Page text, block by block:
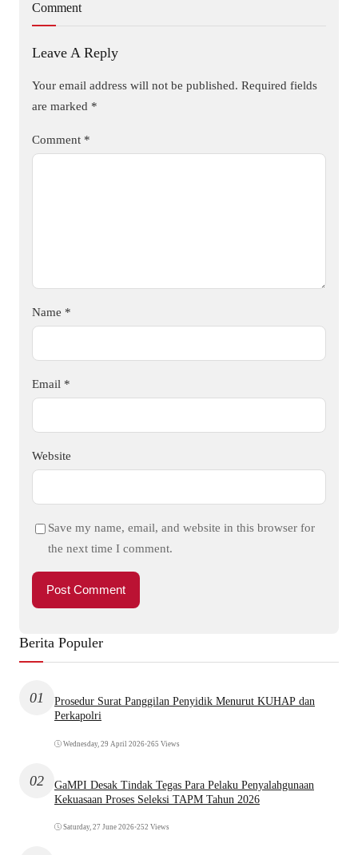
Comment
Leave A Reply
Your email address will not be published. Required fields
are marked *
Comment *
Name *
Email *
Website
Save my name, email, and website in this browser for
the next time I comment.
Berita Populer
01
Prosedur Surat Panggilan Penyidik Menurut KUHAP dan
Perkapolri
Wednesday, 29 April 2026•265 Views
02
GaMPI Desak Tindak Tegas Para Pelaku Penyalahgunaan
Kekuasaan Proses Seleksi TAPM Tahun 2026
Saturday, 27 June 2026•252 Views